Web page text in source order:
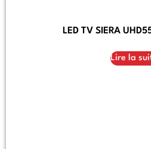
LED TV SIERA
Lire la